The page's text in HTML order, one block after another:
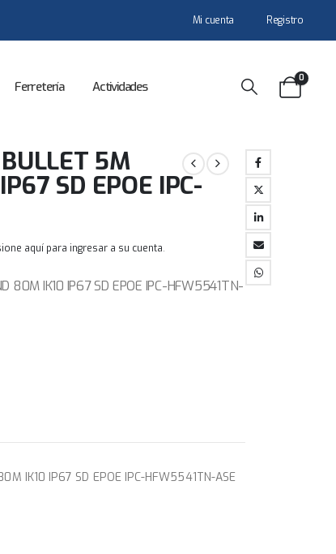
Mi cuenta Registro
Ferretería Actividades
0
5M
SD EPOE IPC-
aquí para ingresar a su cuenta.
80M IK10 IP67 SD EPOE IPC-HFW5541TN-
IK10 IP67 SD EPOE IPC-HFW5541TN-ASE